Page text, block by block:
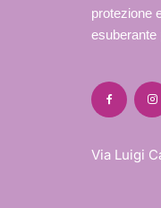
protezione
esuberante
Via Luigi